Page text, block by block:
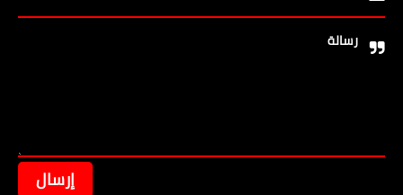
رسالة